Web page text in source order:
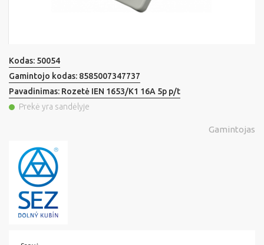
Kodas: 50054
Gamintojo kodas: 8585007347737
Pavadinimas: Rozetė IEN 1653/K1 16A 5p p/t
Prekė yra sandėlyje
Gamintojas